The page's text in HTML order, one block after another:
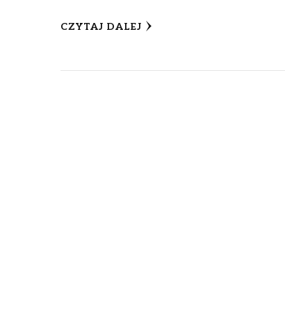
CZYTAJ DALEJ